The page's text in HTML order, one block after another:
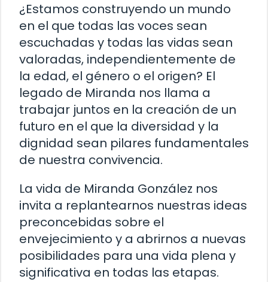
¿Estamos construyendo un mundo
en el que todas las voces sean
escuchadas y todas las vidas sean
valoradas, independientemente de
la edad, el género o el origen? El
legado de Miranda nos llama a
trabajar juntos en la creación de un
futuro en el que la diversidad y la
dignidad sean pilares fundamentales
de nuestra convivencia.
La vida de Miranda González nos
invita a replantearnos nuestras ideas
preconcebidas sobre el
envejecimiento y a abrirnos a nuevas
posibilidades para una vida plena y
significativa en todas las etapas.